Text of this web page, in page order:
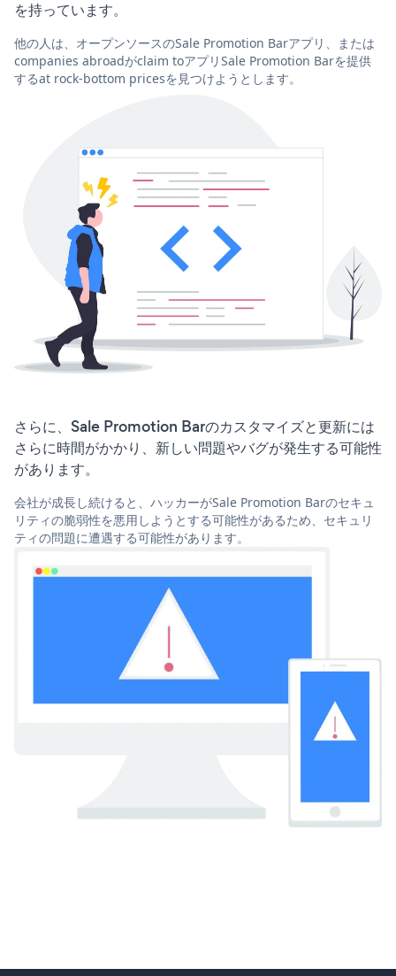
を持っています。
他の人は、オープンソースのSale Promotion Barアプリ、または
companies abroadがclaim toアプリSale Promotion Barを提供
するat rock-bottom pricesを見つけようとします。
さらに、Sale Promotion Barのカスタマイズと更新には
さらに時間がかかり、新しい問題やバグが発生する可能性
があります。
会社が成長し続けると、ハッカーがSale Promotion Barのセキュ
リティの脆弱性を悪用しようとする可能性があるため、セキュリ
ティの問題に遭遇する可能性があります。